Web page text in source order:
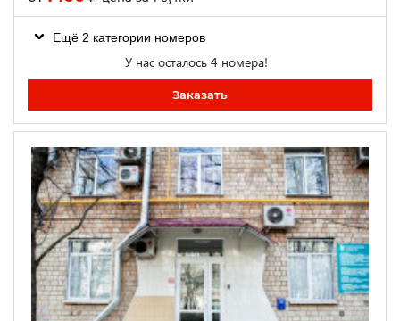
Ещё 2 категории номеров
У нас осталось 4 номера!
Заказать